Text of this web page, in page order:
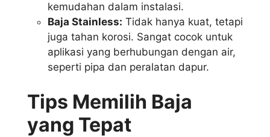
kemudahan dalam instalasi.
Baja Stainless: Tidak hanya kuat, tetapi
juga tahan korosi. Sangat cocok untuk
aplikasi yang berhubungan dengan air,
seperti pipa dan peralatan dapur.
Tips Memilih Baja
yang Tepat